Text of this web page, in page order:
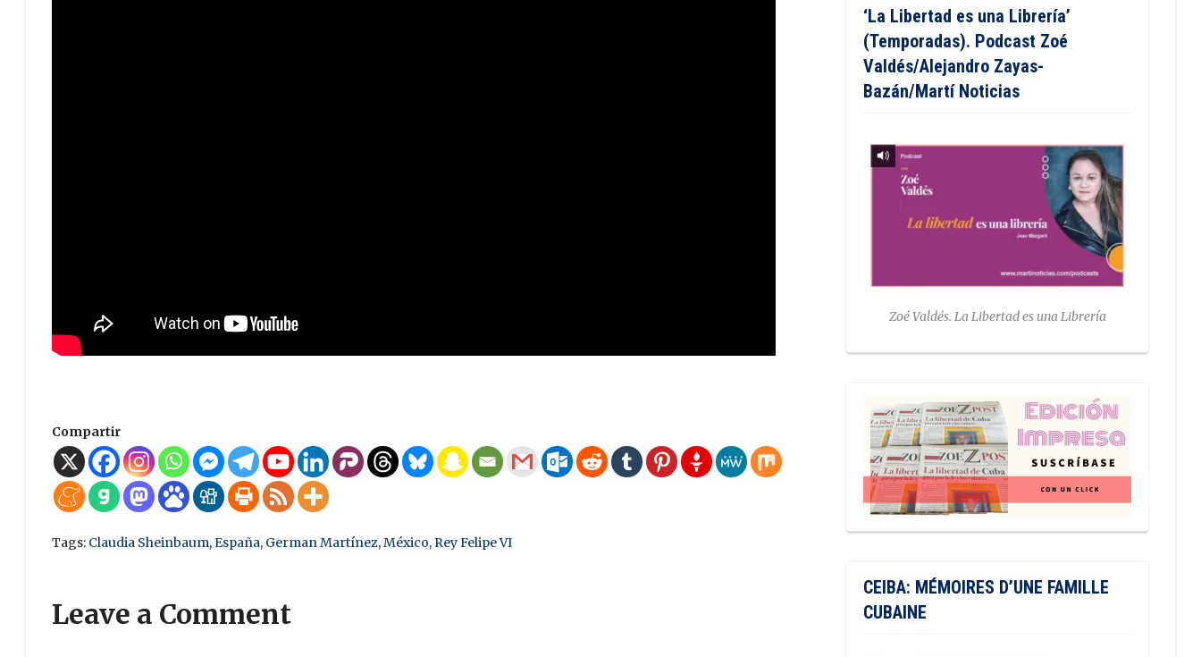
Compartir
Tags: Claudia Sheinbaum,España, German Martínez,México,Rey Felipe VI
Leave a Comment
‘La Libertad es una Librería’
(Temporadas). Podcast Zoé
Valdés/Alejandro Zayas-
Bazán/Martí Noticias
Zoé Valdés. La Libertad es una Librería
CEIBA: MÉMOIRES D’UNE FAMILLE
CUBAINE